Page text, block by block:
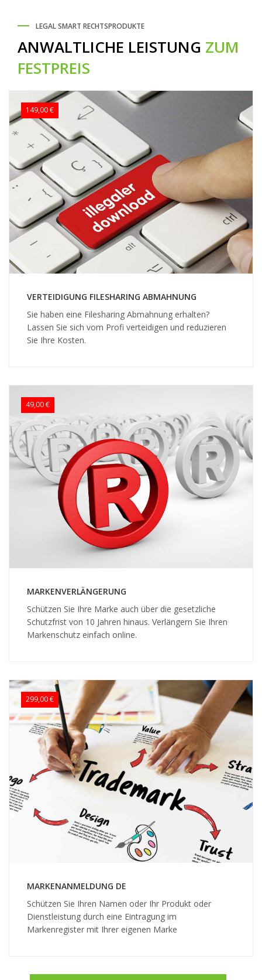
LEGAL SMART RECHTSPRODUKTE
ANWALTLICHE LEISTUNG ZUM
FESTPREIS
149,00 €
VERTEIDIGUNG FILESHARING ABMAHNUNG
Sie haben eine Filesharing Abmahnung erhalten?
Lassen Sie sich vom Profi verteidigen und reduzieren
Sie Ihre Kosten.
49,00 €
MARKENVERLÄNGERUNG
Schützen Sie Ihre Marke auch über die gesetzliche
Schutzfrist von 10 Jahren hinaus. Verlängern Sie Ihren
Markenschutz einfach online.
299,00 €
MARKENANMELDUNG DE
Schützen Sie Ihren Namen oder Ihr Produkt oder
Dienstleistung durch eine Eintragung im
Markenregister mit Ihrer eigenen Marke